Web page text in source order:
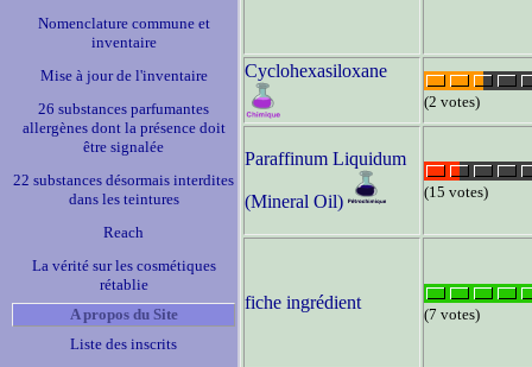
Nomenclature commune et
inventaire
Mise à jour de l'inventaire
26 substances parfumantes
allergènes dont la présence doit
être signalée
22 substances désormais interdites
dans les teintures
Reach
La vérité sur les cosmétiques
rétablie
A propos du Site
Liste des inscrits
Cyclohexasiloxane
(2 votes)
Paraffinum Liquidum
(Mineral Oil) (15 votes)
fiche ingrédient
(7 votes)